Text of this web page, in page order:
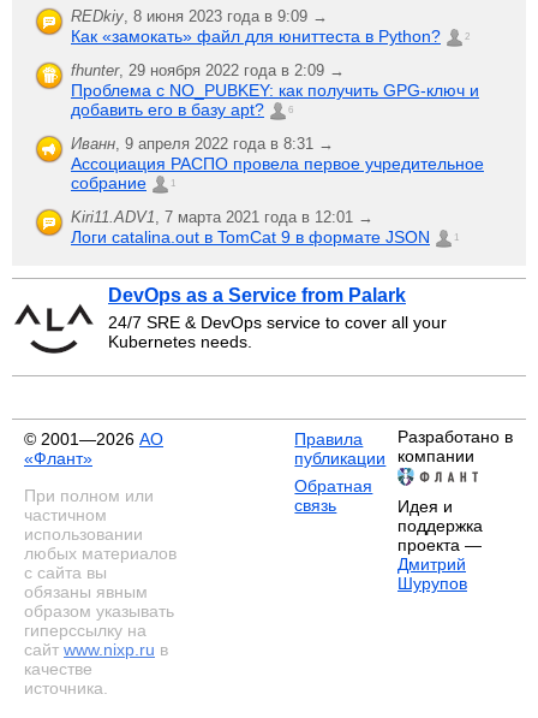
REDkiy, 8 июня 2023 года в 9:09 →
Как «замокать» файл для юниттеста в Python? 2
fhunter, 29 ноября 2022 года в 2:09 →
Проблема с NO_PUBKEY: как получить GPG-ключ и
добавить его в базу apt?
6
Иванн, 9 апреля 2022 года в 8:31 →
Ассоциация РАСПО провела первое учредительное
собрание
1
Kiri11.ADV1, 7 марта 2021 года в 12:01 →
Логи catalina.out в TomCat 9 в формате JSON 1
DevOps as a Service from Palark
24/7 SRE & DevOps service to cover all your
Kubernetes needs.
© 2001—2026 АО
«Флант»
При полном или
частичном
использовании
любых материалов
с сайта вы
обязаны явным
образом указывать
гиперссылку на
сайт www.nixp.ru в
качестве
источника.
Правила
публикации
Обратная
связь
Разработано в
компании
Идея и
поддержка
проекта —
Дмитрий
Шурупов